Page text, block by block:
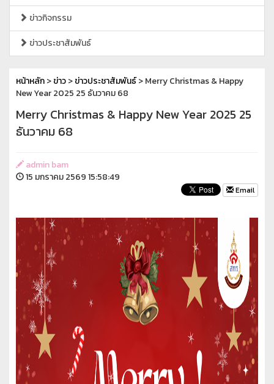
ข่าวกิจกรรม
ข่าวประชาสัมพันธ์
หน้าหลัก>ข่าว>ข่าวประชาสัมพันธ์> Merry Christmas & Happy
New Year 2025 25 ธันวาคม 68
Merry Christmas & Happy New Year 2025 25
ธันวาคม 68
admin bam
15 มกราคม 2569 15:58:49
Email